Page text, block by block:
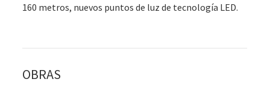
160 metros, nuevos puntos de luz de tecnología LED.
OBRAS